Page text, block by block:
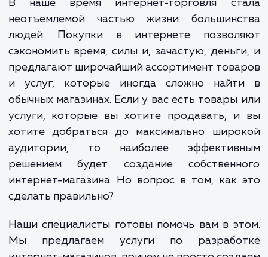
В наше время интернет-торговля
неотъемлемой частью жизни
людей. Покупки в интернете
сэкономить время, силы и, зачастую,
предлагают широчайший ассортимент
и услуг, которые иногда сложно
обычных магазинах. Если у вас есть товары
услуги, которые вы хотите продавать,
хотите добраться до максимально
решением будет создание
интернет-магазина. Но вопрос в том, как